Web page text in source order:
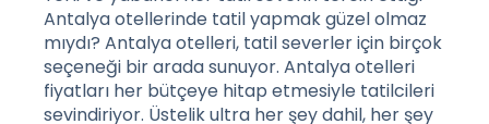
Antalya otellerinde tatil yapmak güzel olmaz
mıydı? Antalya otelleri, tatil severler için birçok
seçeneği bir arada sunuyor. Antalya otelleri
fiyatları her bütçeye hitap etmesiyle tatilcileri
sevindiriyor. Üstelik ultra her şey dahil, her şey